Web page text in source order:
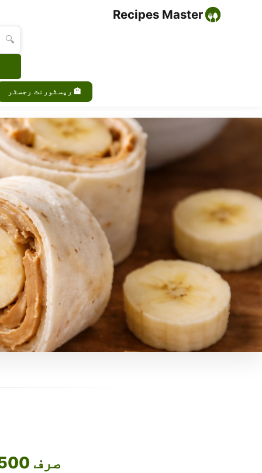
Recipes Master
🔍
🏨 ریسٹورنٹ رجسٹر
صرف 1500 روپے میں اپنا فوڈ بزنس آن لائن لے جائیں